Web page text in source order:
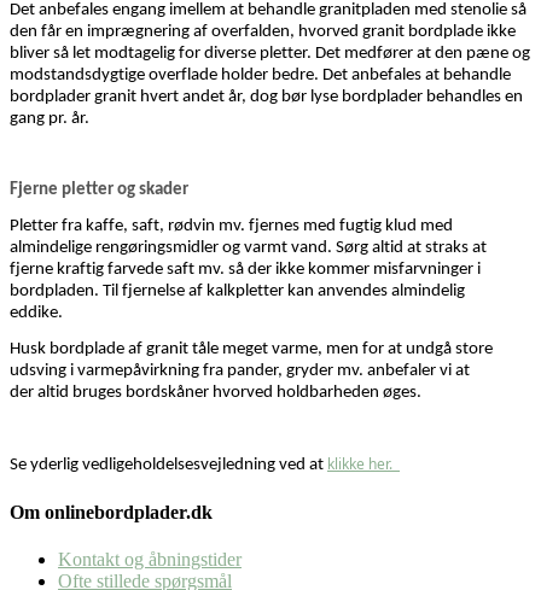
Det anbefales engang imellem at behandle granitpladen med stenolie så
den får en imprægnering af overfalden, hvorved granit bordplade ikke
bliver så let modtagelig for diverse pletter. Det medfører at den pæne og
modstandsdygtige overflade holder bedre. Det anbefales at behandle
bordplader granit hvert andet år, dog bør lyse bordplader behandles en
gang pr. år.
Fjerne pletter og skader
Pletter fra kaffe, saft, rødvin mv. fjernes med fugtig klud med
almindelige rengøringsmidler og varmt vand. Sørg altid at straks at
fjerne kraftig farvede saft mv. så der ikke kommer misfarvninger i
bordpladen. Til fjernelse af kalkpletter kan anvendes almindelig
eddike.
Husk bordplade af granit tåle meget varme, men for at undgå store
udsving i varmepåvirkning fra pander, gryder mv. anbefaler vi at
der altid bruges bordskåner hvorved holdbarheden øges.
Se yderlig vedligeholdelsesvejledning ved at klikke her.
Om onlinebordplader.dk
Kontakt og åbningstider
Ofte stillede spørgsmål